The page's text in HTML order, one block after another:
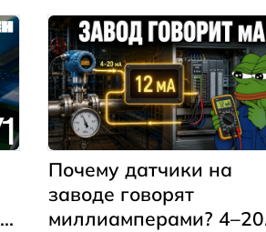
Почему датчики на
заводе говорят
миллиамперами? 4–20